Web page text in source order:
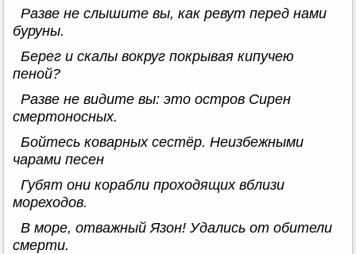
Разве не слышите вы, как ревут перед нами
буруны.
Берег и скалы вокруг покрывая кипучею
пеной?
Разве не видите вы: это остров Сирен
смертоносных.
Бойтесь коварных сестёр. Неизбежными
чарами песен
Губят они корабли проходящих вблизи
мореходов.
В море, отважный Язон! Удались от обители
смерти.